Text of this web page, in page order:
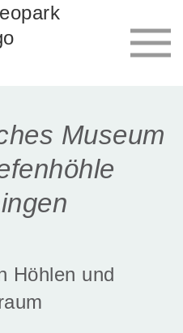
Museum
Höhlen und